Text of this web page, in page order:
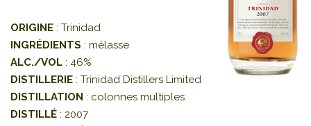
ORIGINE : Trinidad
INGRÉDIENTS : mélasse
ALC./VOL : 46%
DISTILLERIE : Trinidad Distillers Limited
DISTILLATION : colonnes multiples
DISTILLÉ : 2007